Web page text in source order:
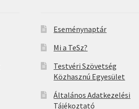
Eseménynaptár
Mi a TeSz?
Testvéri Szövetség
Közhasznú Egyesület
Általános Adatkezelési
Tájékoztató